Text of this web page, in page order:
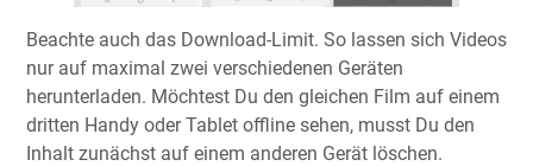
Beachte auch das Download-Limit. So lassen sich Videos
nur auf maximal zwei verschiedenen Geräten
herunterladen. Möchtest Du den gleichen Film auf einem
dritten Handy oder Tablet offline sehen, musst Du den
Inhalt zunächst auf einem anderen Gerät löschen.